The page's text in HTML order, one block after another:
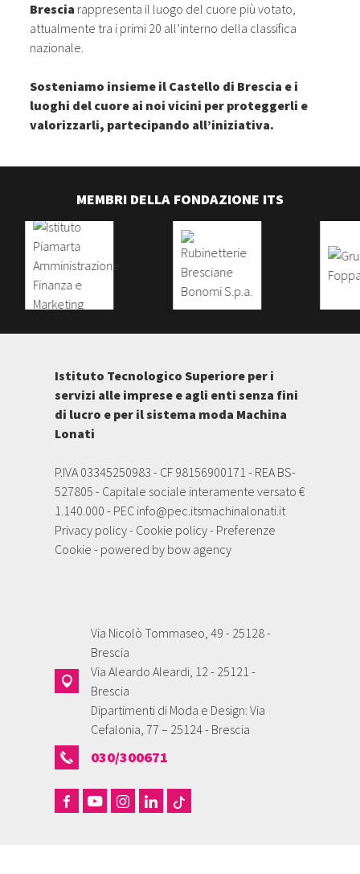
Brescia rappresenta il luogo del cuore più votato,
attualmente tra i primi 20 all’interno della classifica
nazionale.
Sosteniamo insieme il Castello di Brescia e i
luoghi del cuore ai noi vicini per proteggerli e
valorizzarli, partecipando all’iniziativa.
MEMBRI DELLA FONDAZIONE ITS
Istituto Tecnologico Superiore per i
servizi alle imprese e agli enti senza fini
di lucro e per il sistema moda Machina
Lonati
P.IVA 03345250983 - CF 98156900171 - REA BS-
527805 - Capitale sociale interamente versato €
1.140.000 - PEC info@pec.itsmachinalonati.it
Privacy policy- Cookie policy- Preferenze
Cookie - powered by bow agency
Via Nicolò Tommaseo, 49 - 25128 -
Brescia
Via Aleardo Aleardi, 12 - 25121 -
Brescia
Dipartimenti di Moda e Design: Via
Cefalonia, 77 – 25124 - Brescia
030/300671